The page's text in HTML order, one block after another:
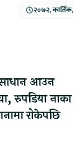
२०७२,
आउन
रुपडिया नाका
रोकेपछि